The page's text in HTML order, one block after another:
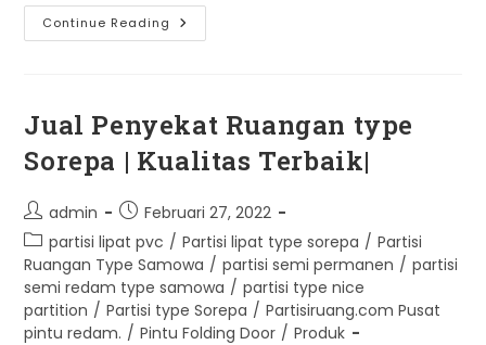
Continue Reading Partisi
Type
Jual Penyekat Ruangan type
Sorepa | Kualitas Terbaik|
Post
author:
admin
Post
published:
Februari 27, 2022
Post
category:
partisi lipat pvc / Partisi lipat type sorepa / Partisi
Ruangan Type Samowa / partisi semi permanen / partisi
semi redam type samowa / partisi type nice
partition / Partisi type Sorepa / Partisiruang.com Pusat
pintu redam. / Pintu Folding Door / Produk